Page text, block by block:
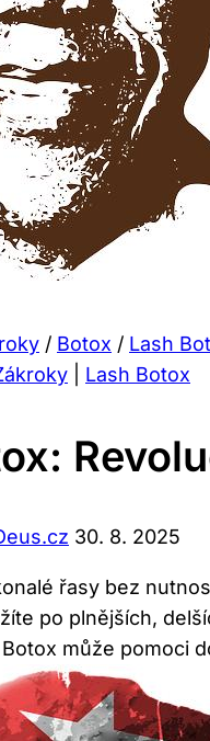
/ Botox / Lash
Lash Botox
30. 8. 2025
řasy bez
po plnějších,
může pomoci